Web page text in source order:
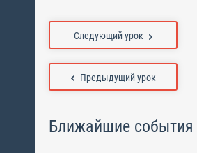
Предыдущий урок
Следующий урок
Ближайшие события